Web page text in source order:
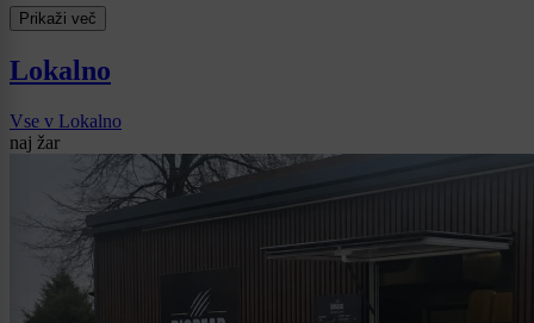
Prikaži več
Lokalno
Vse v Lokalno
naj žar